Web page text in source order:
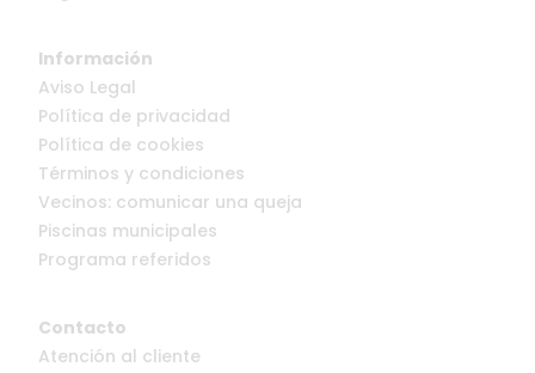
Información
Aviso Legal
Política de privacidad
Política de cookies
Términos y condiciones
Vecinos: comunicar una queja
Piscinas municipales
Programa referidos
Contacto
Atención al cliente